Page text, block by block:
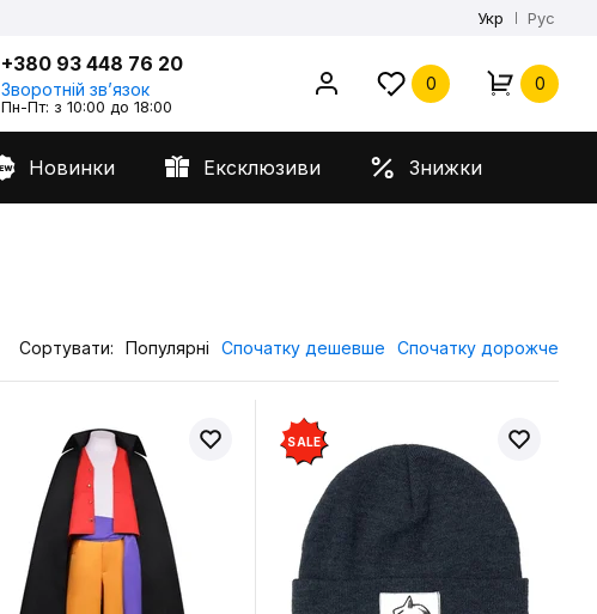
Укр Рус
+380 93 448 76 20
Зворотній звʼязок
Пн-Пт: з 10:00 до 18:00
0 0
Новинки Ексклюзиви Знижки
Сортувати: Популярні Спочатку дешевше Спочатку дорожче
SALE